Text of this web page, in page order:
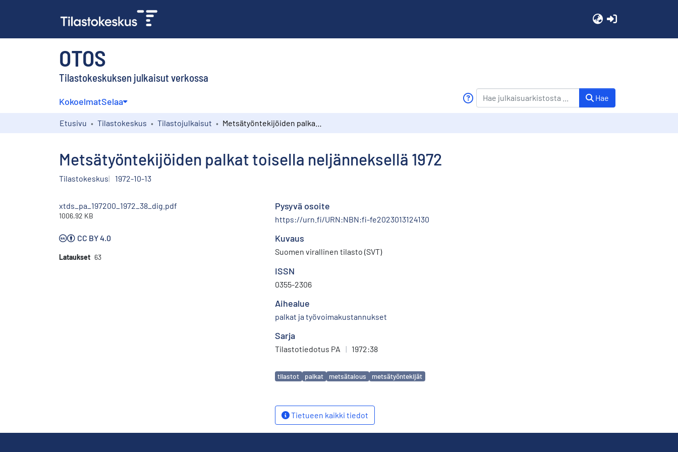
OTOS
Tilastokeskuksen julkaisut verkossa
KokoelmatSelaa Hae
Etusivu Tilastokeskus Tilastojulkaisut
Metsätyöntekijöiden palkat toisella neljänneksellä 1972
Tilastokeskus 1972-10-13
xtds_pa_197200_1972_38_dig.pdf
1006.92 KB
CC BY 4.0
Lataukset 63
Pysyvä osoite
https://urn.fi/URN:NBN:fi-fe2023013124130
Kuvaus
Suomen virallinen tilasto (SVT)
ISSN
0355-2306
Aihealue
palkat ja työvoimakustannukset
Sarja
Tilastotiedotus PA | 1972:38
Avainsanat
tilastot palkat metsätalous metsätyöntekijät
Tietueen kaikki tiedot